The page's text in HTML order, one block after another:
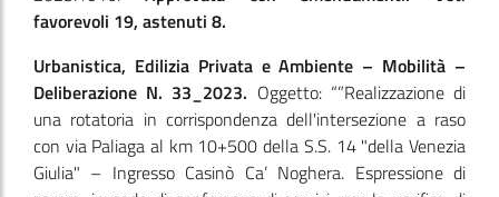
favorevoli 19, astenuti 8.
Urbanistica, Edilizia Privata e Ambiente – Mobilità –
Deliberazione N. 33_2023. Oggetto: “”Realizzazione di
una rotatoria in corrispondenza dell'intersezione a raso
con via Paliaga al km 10+500 della S.S. 14 "della Venezia
Giulia" – Ingresso Casinò Ca’ Noghera. Espressione di